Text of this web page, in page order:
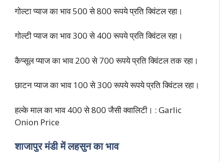
गोल्टा प्याज का भाव 500 से 800 रूपये प्रति क्विंटल रहा।
गोल्टी प्याज का भाव 300 से 400 रूपये प्रति क्विंटल रहा।
कैप्सूल प्याज का भाव 200 से 700 रूपये प्रति क्विंटल तक रहा।
छाटन प्याज का भाव 100 से 300 रूपये रूपये प्रति क्विंटल रहा।
हल्के माल का भाव 400 से 800 जैसी क्वालिटी। : Garlic
Onion Price
शाजापुर मंडी में लहसुन का भाव